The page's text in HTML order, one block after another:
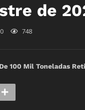
de
0 748
100 Mil Toneladas